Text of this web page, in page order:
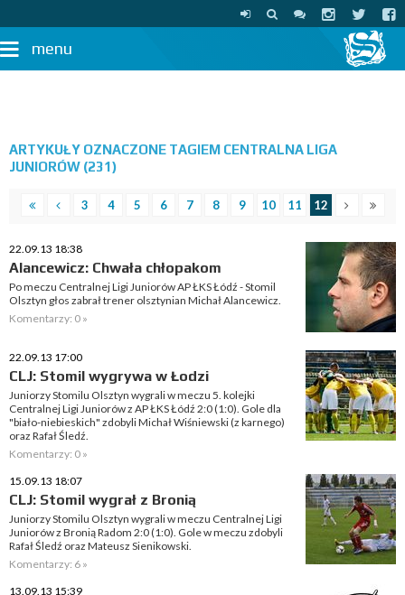
menu
ARTYKUŁY OZNACZONE TAGIEM CENTRALNA LIGA
JUNIORÓW (231)
3 4 5 6 7 8 9 10 11 12
22.09.13 18:38
Alancewicz: Chwała chłopakom
Po meczu Centralnej Ligi Juniorów AP ŁKS Łódź - Stomil
Olsztyn głos zabrał trener olsztynian Michał Alancewicz.
Komentarzy: 0 »
22.09.13 17:00
CLJ: Stomil wygrywa w Łodzi
Juniorzy Stomilu Olsztyn wygrali w meczu 5. kolejki
Centralnej Ligi Juniorów z AP ŁKS Łódź 2:0 (1:0). Gole dla
"biało-niebieskich" zdobyli Michał Wiśniewski (z karnego)
oraz Rafał Śledź.
Komentarzy: 0 »
15.09.13 18:07
CLJ: Stomil wygrał z Bronią
Juniorzy Stomilu Olsztyn wygrali w meczu Centralnej Ligi
Juniorów z Bronią Radom 2:0 (1:0). Gole w meczu zdobyli
Rafał Śledź oraz Mateusz Sienikowski.
Komentarzy: 6 »
13.09.13 15:39